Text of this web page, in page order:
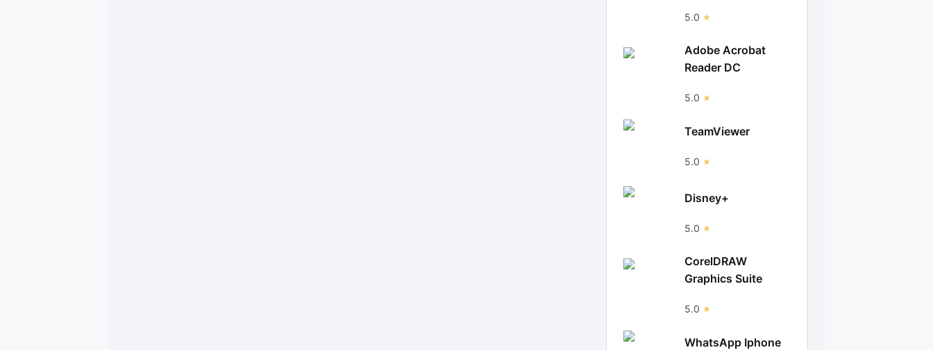
5.0
Adobe Acrobat
Reader DC
5.0
TeamViewer
5.0
Disney+
5.0
CorelDRAW
Graphics Suite
5.0
WhatsApp Iphone